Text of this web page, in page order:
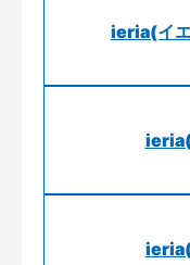
ieria(イ
ieria(
ieria(